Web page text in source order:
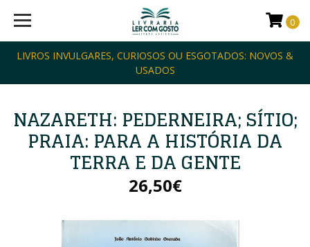
LIVROS INVULGARES, CURIOSOS OU ESGOTADOS: NOVOS &
USADOS
0
NAZARETH: PEDERNEIRA; SÍTIO;
PRAIA: PARA A HISTÓRIA DA
TERRA E DA GENTE
26,50€